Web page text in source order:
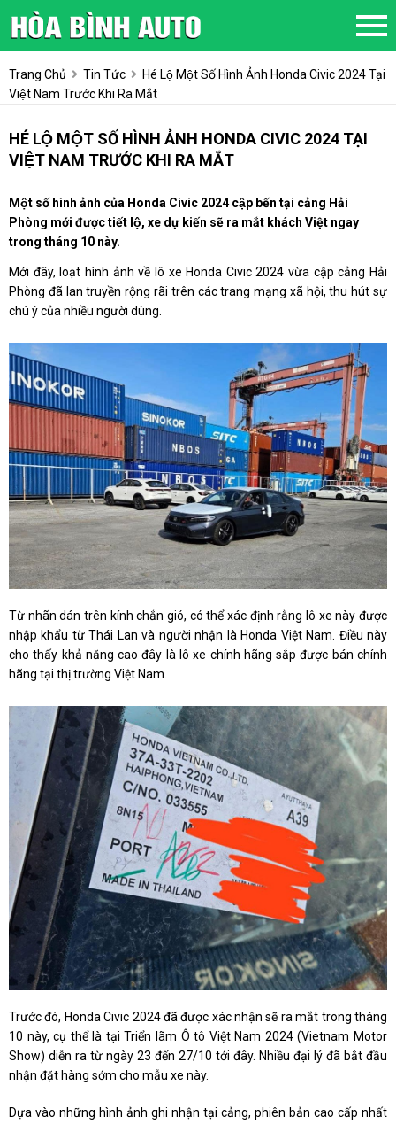
Trang Chủ Tin Tức
Hé Lộ Một Số Hình Ảnh Honda Civic 2024 Tại
Việt Nam Trước Khi Ra Mắt
HÉ LỘ MỘT SỐ HÌNH ẢNH HONDA CIVIC 2024 TẠI
VIỆT NAM TRƯỚC KHI RA MẮT
Một số hình ảnh của Honda Civic 2024 cập bến tại cảng Hải
Phòng mới được tiết lộ, xe dự kiến sẽ ra mắt khách Việt ngay
trong tháng 10 này.
Mới đây, loạt hình ảnh về lô xe Honda Civic 2024 vừa cập cảng Hải
Phòng đã lan truyền rộng rãi trên các trang mạng xã hội, thu hút sự
chú ý của nhiều người dùng.
Từ nhãn dán trên kính chắn gió, có thể xác định rằng lô xe này được
nhập khẩu từ Thái Lan và người nhận là Honda Việt Nam. Điều này
cho thấy khả năng cao đây là lô xe chính hãng sắp được bán chính
hãng tại thị trường Việt Nam.
Trước đó, Honda Civic 2024 đã được xác nhận sẽ ra mắt trong tháng
10 này, cụ thể là tại Triển lãm Ô tô Việt Nam 2024 (Vietnam Motor
Show) diễn ra từ ngày 23 đến 27/10 tới đây. Nhiều đại lý đã bắt đầu
nhận đặt hàng sớm cho mẫu xe này.
Dựa vào những hình ảnh ghi nhận tại cảng, phiên bản cao cấp nhất